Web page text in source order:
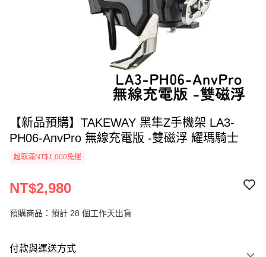
【新品預購】TAKEWAY 黑隼Z手機架 LA3-
PH06-AnvPro 無線充電版 -雙磁浮 耀瑪騎士
超取滿NT$1,000免運
NT$2,980
預購商品：預計 28 個工作天出貨
付款與運送方式